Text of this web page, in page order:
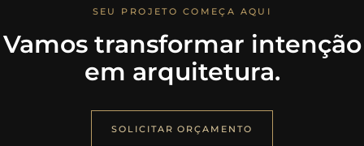
SEU PROJETO COMEÇA AQUI
Vamos transformar intenção
em arquitetura.
SOLICITAR ORÇAMENTO